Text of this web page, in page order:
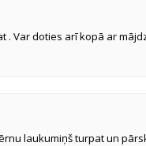
. Var doties arī kopā ar
laukumiņš turpat un